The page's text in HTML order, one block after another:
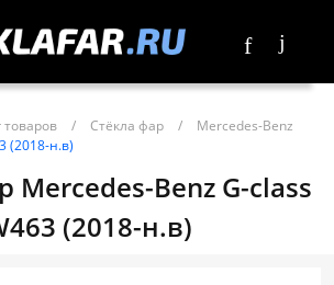
товаров / Стёкла фар /
Mercedes-Benz
(2018-н.в)
Mercedes-Benz G-class
(2018-н.в)